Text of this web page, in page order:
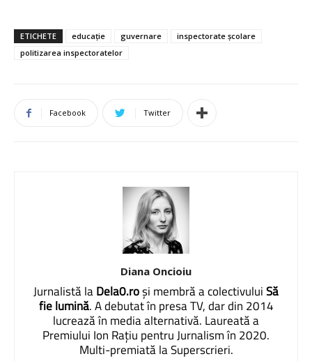
ETICHETE educație guvernare
inspectorate școlare
politizarea inspectoratelor
Facebook Twitter
Diana Oncioiu
Jurnalistă laDela0.roși membră a colectivuluiSă
fie lumină. A debutat în presa TV, dar din 2014
lucrează în media alternativă. Laureată a
Premiului Ion Rațiu pentru Jurnalism în 2020.
Multi-premiată la Superscrieri.